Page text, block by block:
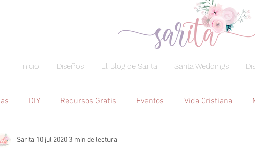
Inicio Diseños El Blog de Sarita Sarita Weddings
DIY Recursos Gratis Eventos Vida Cristiana
Emprendimiento Decoración Hogar
Sarita 10 jul 2020 3 min de lectura